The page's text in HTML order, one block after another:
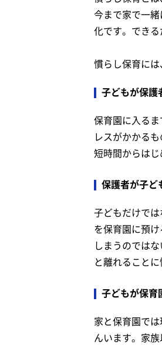
今まで家で一
化です。でき
慣らし保育には
子どもが保護
保育園に入る
レスがかかるも
短時間からはじ
保護者が子ど
子どもだけでは
を保育園に預
しまうのでは
と離れることに
子どもが保育
家と保育園で
んいます。家